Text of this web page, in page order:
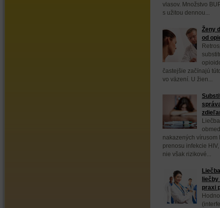
vlasov. Množstvo
s užitou dennou...
Ženy
od
častejšie začínajú
vo väzení. U žien...
nakazených
prenosu infekcie
nie však rizikové...
liečby
praxi